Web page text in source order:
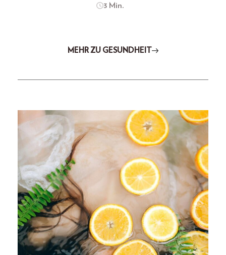
3 Min.
MEHR ZU GESUNDHEIT